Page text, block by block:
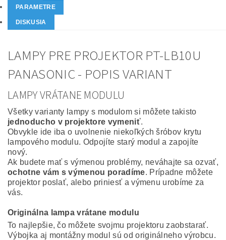
PARAMETRE
DISKUSIA
LAMPY PRE PROJEKTOR PT-LB10U
PANASONIC - POPIS VARIANT
LAMPY VRÁTANE MODULU
Všetky varianty lampy s modulom si môžete takisto
jednoducho v projektore vymeniť.
Obvykle ide iba o uvolnenie niekoľkých šróbov krytu
lampového modulu. Odpojíte starý modul a zapojíte
nový.
Ak budete mať s výmenou problémy, neváhajte sa ozvať,
ochotne vám s výmenou poradíme. Prípadne môžete
projektor poslať, alebo priniesť a výmenu urobíme za
vás.
Originálna lampa vrátane modulu
To najlepšie, čo môžete svojmu projektoru zaobstarať.
Výbojka aj montážny modul sú od originálneho výrobcu.